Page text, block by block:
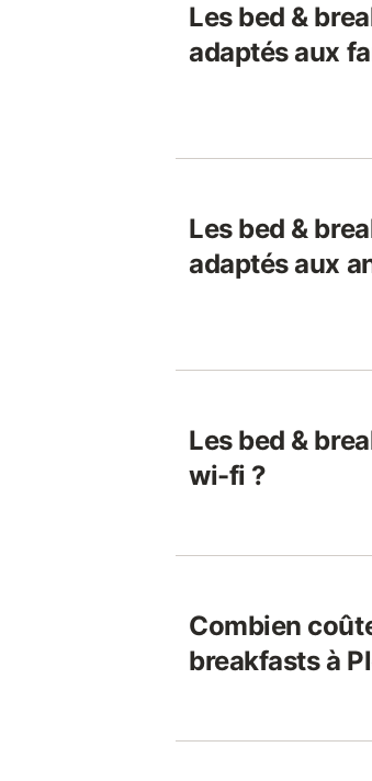
Les bed &
adaptés aux
Les bed &
adaptés aux
Les bed &
wi-fi ?
Combien
breakfasts à